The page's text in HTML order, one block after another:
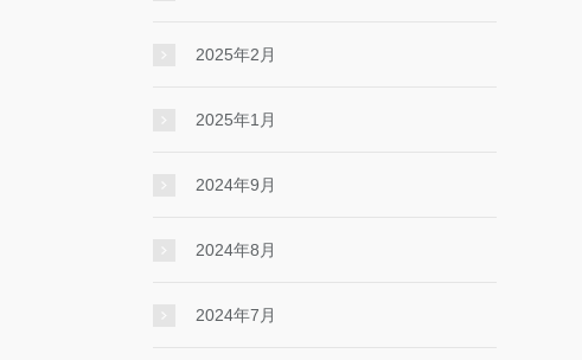
2025年2月
2025年1月
2024年9月
2024年8月
2024年7月